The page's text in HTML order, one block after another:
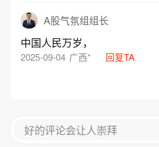
A股气氛组组长
中国人民万岁，
2025-09-04 广西* 回复TA
好的评论会让人崇拜